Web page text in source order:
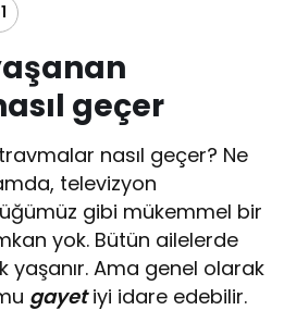
1
geçer
nasıl geçer? Ne
televizyon
gibi mükemmel bir
yok. Bütün ailelerde
yaşanır. Ama genel olarak
gayetiyi idare edebilir.